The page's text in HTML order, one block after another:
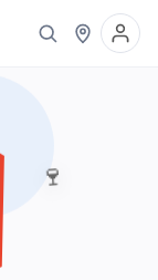
🍷